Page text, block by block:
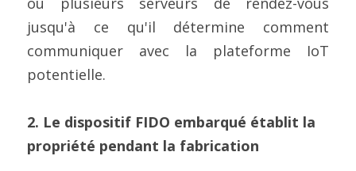
jusqu'à ce qu'il détermine comment
communiquer avec la plateforme IoT
potentielle.
2. Le dispositif FIDO embarqué établit la
propriété pendant la fabrication